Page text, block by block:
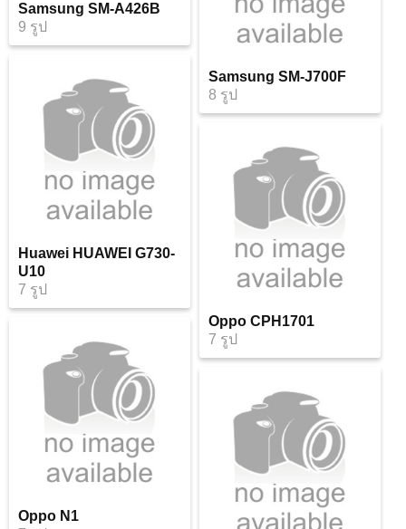
Samsung SM-A426B
9 รูป
Samsung SM-J700F
8 รูป
Huawei HUAWEI G730-
U10
7 รูป
Oppo CPH1701
7 รูป
Oppo N1